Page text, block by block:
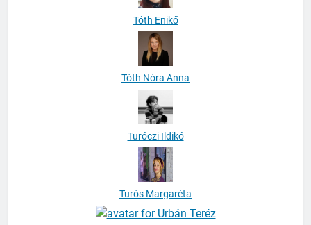
Tóth Enikő
Tóth Nóra Anna
Turóczi Ildikó
Turós Margaréta